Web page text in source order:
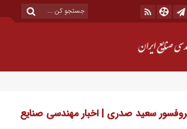
سعيد صدري | اخبار مهندسی صنایع